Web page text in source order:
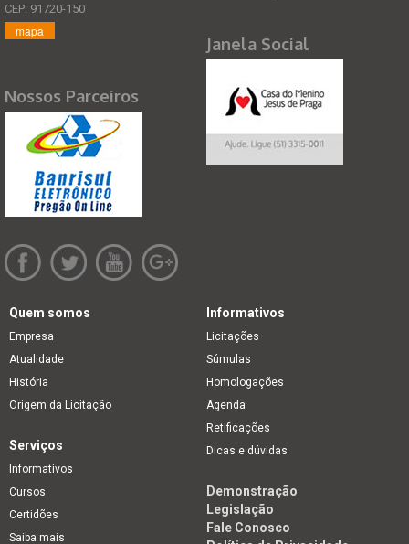
CEP: 91720-150
mapa
Nossos Parceiros
Janela Social
Quem somos
Empresa
Atualidade
História
Origem da Licitação
Informativos
Licitações
Súmulas
Homologações
Agenda
Retificações
Dicas e dúvidas
Serviços
Informativos
Cursos
Certidões
Saiba mais
Demonstração
Legislação
Fale Conosco